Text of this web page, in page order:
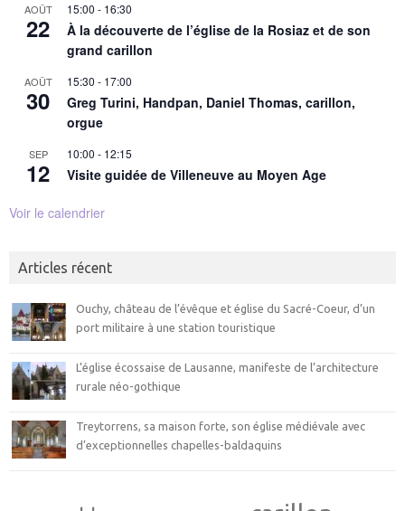
AOÛT
22
15:00 - 16:30
À la découverte de l’église de la Rosiaz et de son
grand carillon
AOÛT
30
15:30 - 17:00
Greg Turini, Handpan, Daniel Thomas, carillon,
orgue
SEP
12
10:00 - 12:15
Visite guidée de Villeneuve au Moyen Age
Voir le calendrier
Articles récent
Ouchy, château de l’évêque et église du Sacré-Coeur, d’un
port militaire à une station touristique
L’église écossaise de Lausanne, manifeste de l’architecture
rurale néo-gothique
Treytorrens, sa maison forte, son église médiévale avec
d’exceptionnelles chapelles-baldaquins